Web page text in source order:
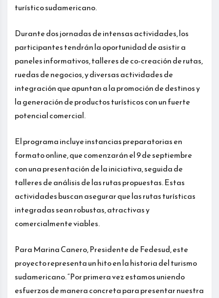
turístico sudamericano.
Durante dos jornadas de intensas actividades, los
participantes tendrán la oportunidad de asistir a
paneles informativos, talleres de co-creación de rutas,
ruedas de negocios, y diversas actividades de
integración que apuntan a la promoción de destinos y
la generación de productos turísticos con un fuerte
potencial comercial.
El programa incluye instancias preparatorias en
formato online, que comenzarán el 9 de septiembre
con una presentación de la iniciativa, seguida de
talleres de análisis de las rutas propuestas. Estas
actividades buscan asegurar que las rutas turísticas
integradas sean robustas, atractivas y
comercialmente viables.
Para Marina Canero, Presidente de Fedesud, este
proyecto representa un hito en la historia del turismo
sudamericano. “Por primera vez estamos uniendo
esfuerzos de manera concreta para presentar nuestra